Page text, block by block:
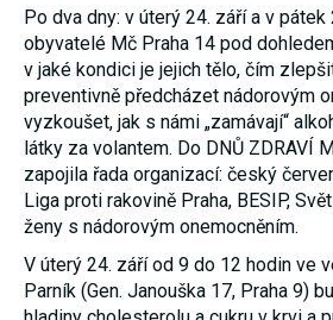
Po dva dny: v úterý 24. září a v pátek
obyvatelé Mč Praha 14 pod
v jaké kondici je jejich tělo, čím
preventivně předcházet nádorovým
vyzkoušet, jak s námi „zamávají“
látky za volantem. Do DNŮ ZDRAVÍ
zapojila řada organizací: český
Liga proti rakovině Praha, BESIP,
ženy s nádorovým onemocněním.
V úterý 24. září od 9 do 12 hodin ve
Parník (Gen. Janouška 17, Praha 9)Váš